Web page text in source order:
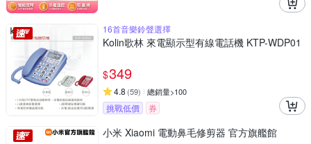
16首音樂鈴聲選擇
Kolin歌林 來電顯示型有線電話機 KTP-WDP01
$349
4.8 (59) 總銷量>100
挑戰低價 券
小米 Xiaomi 電動鼻毛修剪器 官方旗艦館